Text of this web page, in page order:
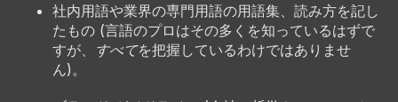
社内用語や業界の専門用語の用語集、読み方を記し
たもの (言語のプロはその多くを知っているはずで
すが、
すべてを把握しているわけではありませ
ん)。